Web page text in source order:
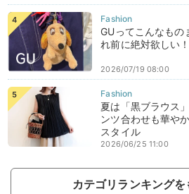
GUってこんなもの
れ前に絶対欲しい
2026/07/19 08:00
夏は「黒ブラウス
ンツ合わせも華や
スタイル
2026/06/25 11:00
カテゴリランキング